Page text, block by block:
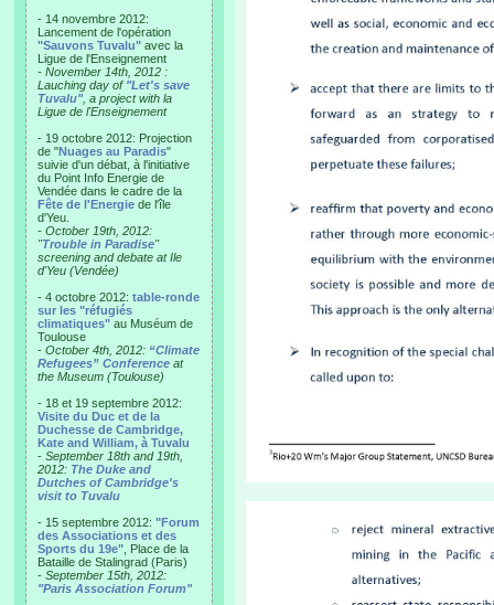
- 14 novembre 2012:
Lancement de l'opération
"Sauvons Tuvalu" avec la
Ligue de l'Enseignement
- November 14th, 2012 :
Lauching day of "Let's save
Tuvalu", a project with la
Ligue de l'Enseignement
- 19 octobre 2012: Projection
de "Nuages au Paradis"
suivie d'un débat, à l'initiative
du Point Info Energie de
Vendée dans le cadre de la
Fête de l'Energie de l'île
d'Yeu.
- October 19th, 2012:
"Trouble in Paradise"
screening and debate at Ile
d'Yeu (Vendée)
- 4 octobre 2012: table-ronde
sur les "réfugiés
climatiques" au Muséum de
Toulouse
- October 4th, 2012: “Climate
Refugees” Conference at
the Museum (Toulouse)
- 18 et 19 septembre 2012:
Visite du Duc et de la
Duchesse de Cambridge,
Kate and William, à Tuvalu
- September 18th and 19th,
2012: The Duke and
Dutches of Cambridge's
visit to Tuvalu
- 15 septembre 2012: "Forum
des Associations et des
Sports du 19e" , Place de la
Bataille de Stalingrad (Paris)
- September 15th, 2012:
"Paris Association Forum"